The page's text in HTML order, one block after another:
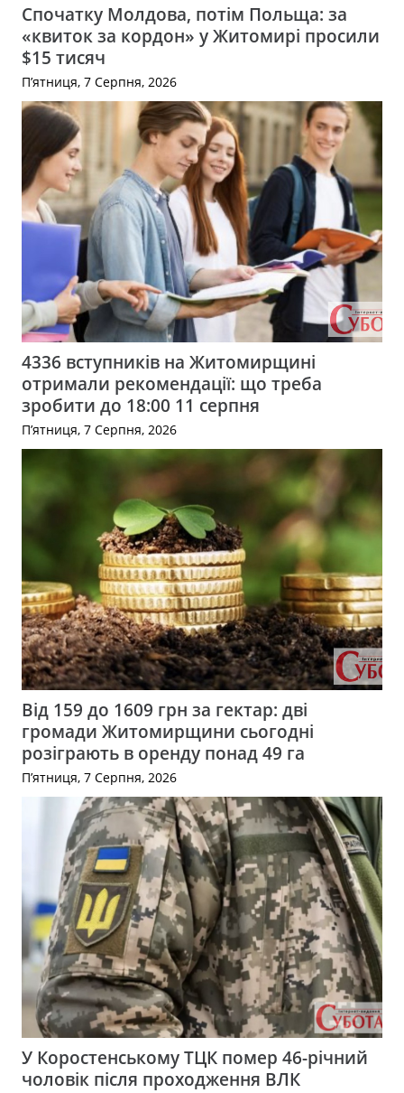
Спочатку Молдова, потім Польща: за
«квиток за кордон» у Житомирі просили
$15 тисяч
П’ятниця, 7 Серпня, 2026
4336 вступників на Житомирщині
отримали рекомендації: що треба
зробити до 18:00 11 серпня
П’ятниця, 7 Серпня, 2026
Від 159 до 1609 грн за гектар: дві
громади Житомирщини сьогодні
розіграють в оренду понад 49 га
П’ятниця, 7 Серпня, 2026
У Коростенському ТЦК помер 46-річний
чоловік після проходження ВЛК